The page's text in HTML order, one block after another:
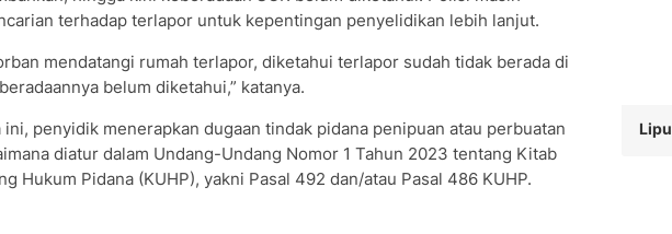
terhadap terlapor untuk kepentingan penyelidikan lebih lanjut.
mendatangi rumah terlapor, diketahui terlapor sudah tidak berada di
belum diketahui,” katanya.
ini, penyidik menerapkan dugaan tindak pidana penipuan atau perbuatan
diatur dalam Undang-Undang Nomor 1 Tahun 2023 tentang Kitab
Hukum Pidana (KUHP), yakni Pasal 492 dan/atau Pasal 486 KUHP.